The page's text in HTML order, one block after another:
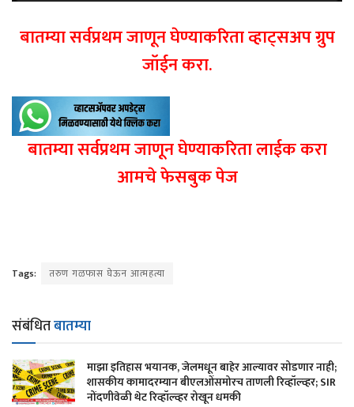
बातम्या सर्वप्रथम जाणून घेण्याकरिता व्हाट्सअप ग्रुप
जॉईन करा.
बातम्या सर्वप्रथम जाणून घेण्याकरिता लाईक करा
आमचे फेसबुक पेज
Tags: तरुण गळफास घेऊन आत्महत्या
संबंधितबातम्या
माझा इतिहास भयानक, जेलमधून बाहेर आल्यावर सोडणार नाही;
शासकीय कामादरम्यान बीएलओंसमोरच ताणली रिव्हॉल्व्हर; SIR
नोंदणीवेळी थेट रिव्हॉल्व्हर रोखून धमकी